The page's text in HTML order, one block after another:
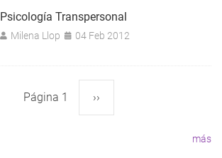
Psicología Transpersonal
Milena Llop 04 Feb 2012
Página 1 Siguiente
››
más